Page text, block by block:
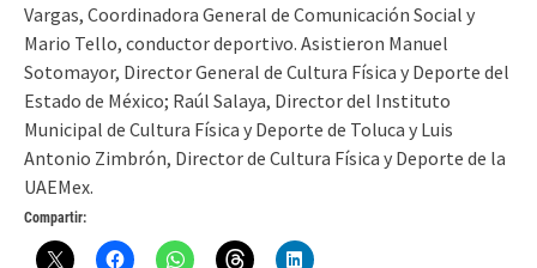
Vargas, Coordinadora General de Comunicación Social y
Mario Tello, conductor deportivo. Asistieron Manuel
Sotomayor, Director General de Cultura Física y Deporte del
Estado de México; Raúl Salaya, Director del Instituto
Municipal de Cultura Física y Deporte de Toluca y Luis
Antonio Zimbrón, Director de Cultura Física y Deporte de la
UAEMex.
Compartir: